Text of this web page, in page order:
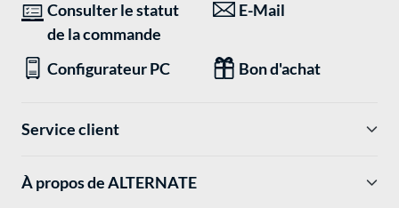
Consulter le statut
de la commande
E-Mail
Configurateur PC Bon d'achat
Service client
À propos de ALTERNATE